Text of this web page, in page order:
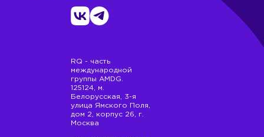
RQ - часть
международной
группы AMDG.
125124, м.
Белорусская, 3-я
улица Ямского Поля,
дом 2, корпус 26, г.
Москва